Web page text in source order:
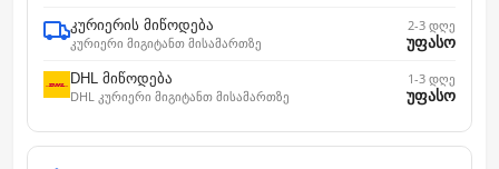
კურიერის მიწოდება
კურიერი მიგიტანთ მისამართზე
2-3 დღე
უფასო
DHL მიწოდება
DHL კურიერი მიგიტანთ მისამართზე
1-3 დღე
უფასო